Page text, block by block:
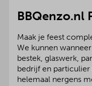
BBQenzo.nl
Maak je feest
We kunnen
bestek, glaswerk,
bedrijf en
helemaal nergens